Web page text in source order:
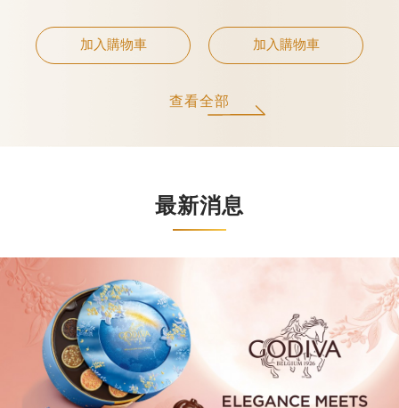
加入購物車 加入購物車
查看全部
最新消息